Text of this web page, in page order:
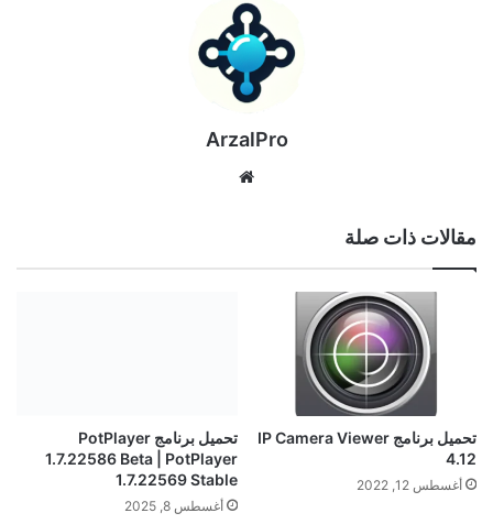
ArzalPro
مقالات ذات صلة
تحميل برنامج IP Camera Viewer
4.12
أغسطس 12, 2022
تحميل برنامج PotPlayer
1.7.22586 Beta | PotPlayer
1.7.22569 Stable
أغسطس 8, 2025